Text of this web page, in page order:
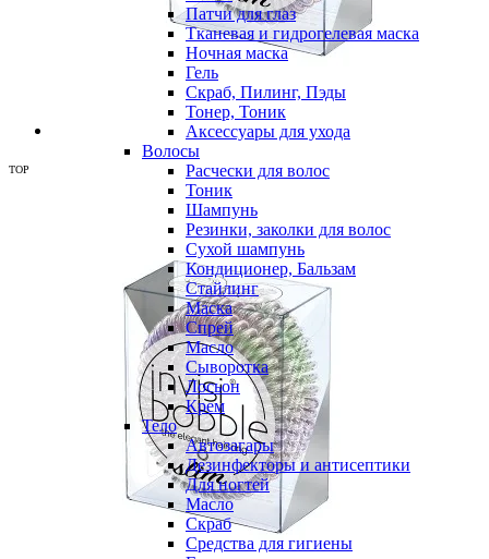
Патчи для глаз
Тканевая и гидрогелевая маска
Ночная маска
Гель
Скраб, Пилинг, Пэды
Тонер, Тоник
Аксессуары для ухода
Волосы
Расчески для волос
Тоник
Шампунь
Резинки, заколки для волос
Сухой шампунь
Кондиционер, Бальзам
Стайлинг
Маска
Спрей
Масло
Сыворотка
Лосьон
Крем
Тело
Автозагары
Дезинфекторы и антисептики
Для ногтей
Масло
Скраб
Средства для гигиены
TOP